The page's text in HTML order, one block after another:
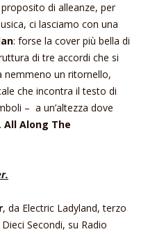
di alleanze, per
ci lasciamo con una
: forse la cover più bella di
di tre accordi che si
nemmeno un ritornello,
che incontra il testo di
– a un’altezza dove
All Along The
, da Electric Ladyland, terzo
Secondi, su Radio